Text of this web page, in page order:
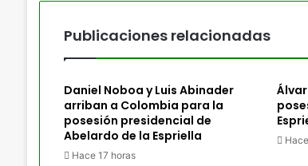
Publicaciones relacionadas
Daniel Noboa y Luis Abinader
arriban a Colombia para la
posesión presidencial de
Abelardo de la Espriella
Hace 17 horas